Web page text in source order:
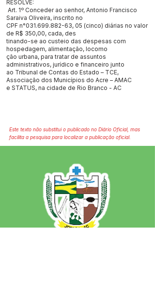
RESOLVE:
Art. 1º Conceder ao senhor, Antonio Francisco
Saraiva Oliveira, inscrito no
CPF n°031.699.882-63, 05 (cinco) diárias no valor
de R$ 350,00, cada, des
tinando-se ao custeio das despesas com
hospedagem, alimentação, locomo
ção urbana, para tratar de assuntos
administrativos, jurídico e financeiro junto
ao Tribunal de Contas do Estado – TCE,
Associação dos Municípios do Acre – AMAC
e STATUS, na cidade de Rio Branco - AC
Este texto não substitui o publicado no Diário Oficial, mas
facilita a pesquisa para localizar a publicação oficial.